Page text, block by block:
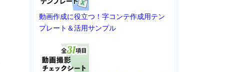
動画作成に役立つ！字コンテ作成用テン
プレート＆活用サンプル